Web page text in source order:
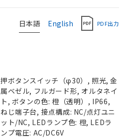
日本語 English PDF出力
押ボタンスイッチ（φ30）, 照光, 金
属ベゼル, フルガード形, オルタネイ
ト, ボタンの色: 橙（透明）, IP66,
ねじ端子台, 接点構成: NC/点灯ユニ
ット/NC, LEDランプ色: 橙, LEDラ
ンプ電圧: AC/DC6V